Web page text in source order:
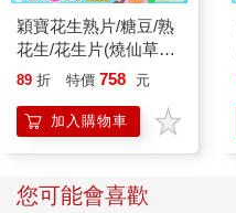
穎寶花生熟片/糖豆/熟
花生/花生片(燒仙草花
生)-5台斤
89 折 特價 758 元
加入購物車
您可能會喜歡